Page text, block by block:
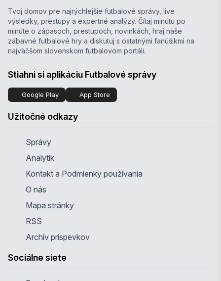
Tvoj domov pre najrýchlejšie futbalové správy, live
výsledky, prestupy a expertné analýzy. Čítaj minútu po
minúte o zápasoch, prestupoch, novinkách, hraj naše
zábavné futbalové hry a diskutuj s ostatnými fanúšikmi na
najväčšom slovenskom futbalovom portáli.
Stiahni si aplikáciu Futbalové správy
Google Play App Store
Užitočné odkazy
Správy
Analytik
Kontakt a Podmienky používania
O nás
Mapa stránky
RSS
Archív príspevkov
Sociálne siete